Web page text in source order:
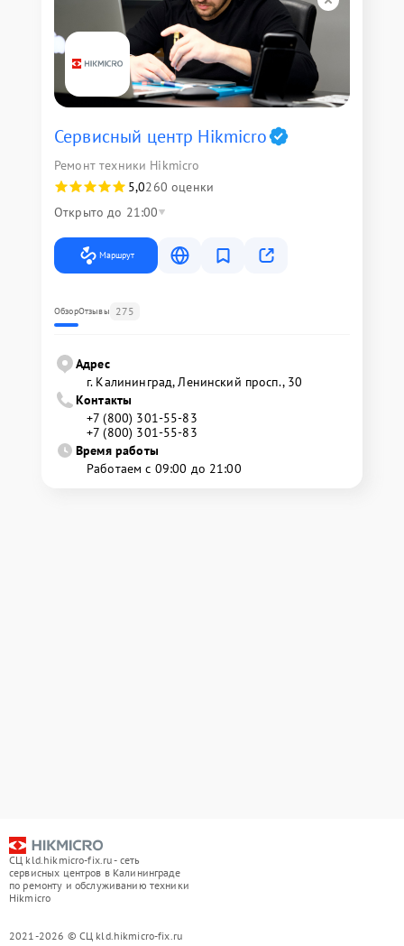
Сервисный центр Hikmicro
Ремонт техники Hikmicro
5,0260 оценки
Открыто до 21:00
Маршрут
ОбзорОтзывы 275
Адрес
г. Калининград, Ленинский просп., 30
Контакты
+7 (800) 301-55-83
+7 (800) 301-55-83
Время работы
Работаем с 09:00 до 21:00
СЦ kld.hikmicro-fix.ru - сеть
сервисных центров в Калининграде
по ремонту и обслуживанию техники
Hikmicro
2021-2026 © СЦ kld.hikmicro-fix.ru